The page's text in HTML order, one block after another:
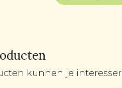
kunnen je